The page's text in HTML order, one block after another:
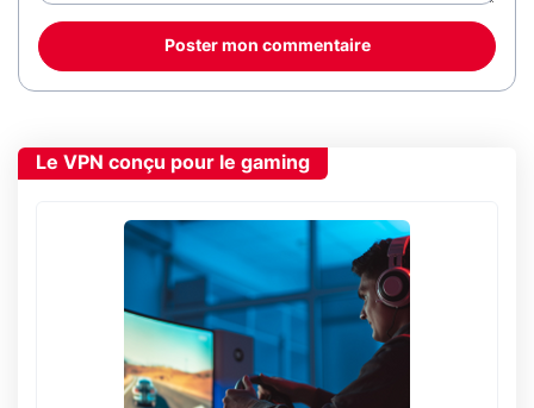
Poster mon commentaire
Le VPN conçu pour le gaming